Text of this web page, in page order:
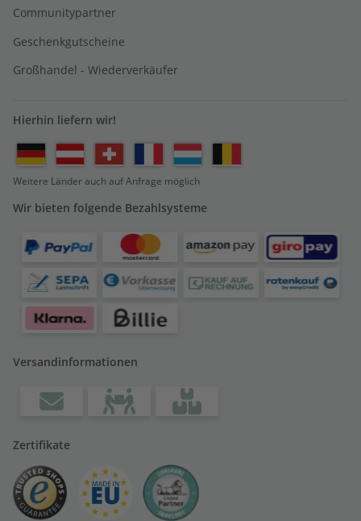
Communitypartner
Geschenkgutscheine
Großhandel - Wiederverkäufer
Hierhin liefern wir!
Weitere Länder auch auf Anfrage möglich
Wir bieten folgende Bezahlsysteme
Versandinformationen
Zertifikate